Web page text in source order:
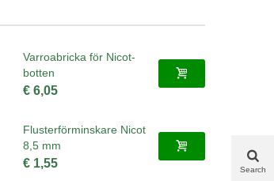
Varroabricka för Nicot-
botten
€ 6,05
Flusterförminskare Nicot
8,5 mm
€ 1,55 Search